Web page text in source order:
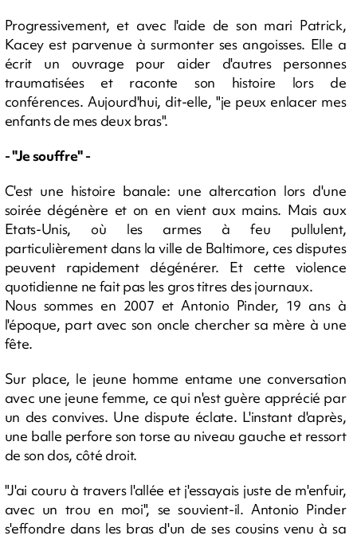
Progressivement, et avec l'aide de son mari Patrick,
Kacey est parvenue à surmonter ses angoisses. Elle a
écrit un ouvrage pour aider d'autres personnes
traumatisées et raconte son histoire lors de
conférences. Aujourd'hui, dit-elle, "je peux enlacer mes
enfants de mes deux bras".
- "Je souffre" -
C'est une histoire banale: une altercation lors d'une
soirée dégénère et on en vient aux mains. Mais aux
Etats-Unis, où les armes à feu pullulent,
particulièrement dans la ville de Baltimore, ces disputes
peuvent rapidement dégénérer. Et cette violence
quotidienne ne fait pas les gros titres des journaux.
Nous sommes en 2007 et Antonio Pinder, 19 ans à
l'époque, part avec son oncle chercher sa mère à une
fête.
Sur place, le jeune homme entame une conversation
avec une jeune femme, ce qui n'est guère apprécié par
un des convives. Une dispute éclate. L'instant d'après,
une balle perfore son torse au niveau gauche et ressort
de son dos, côté droit.
"J'ai couru à travers l'allée et j'essayais juste de m'enfuir,
avec un trou en moi", se souvient-il. Antonio Pinder
s'effondre dans les bras d'un de ses cousins venu à sa